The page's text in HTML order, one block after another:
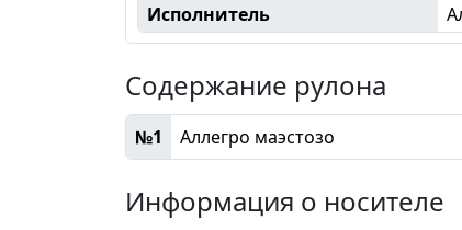
Исполнитель
Содержание рулона
№1 Аллегро маэстозо
Информация о носителе